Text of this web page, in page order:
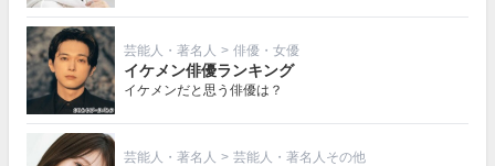
芸能人・著名人 > 俳優・女優
イケメン俳優ランキング
イケメンだと思う俳優は？
芸能人・著名人 > 芸能人・著名人その他